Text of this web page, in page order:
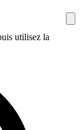
utilisez la